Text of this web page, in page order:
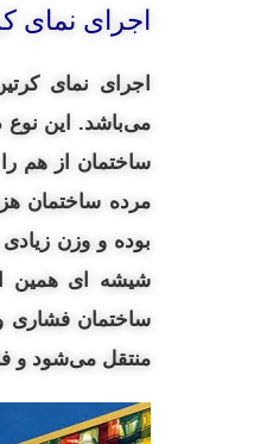
اجرای نمای
اجرای نمای
می‌باشد. این نوع
ساختمان از هم
مرده ساختمان
بوده و وزن
شیشه‌ ای همین
ساختمان فشاری
منتقل می‌شود و